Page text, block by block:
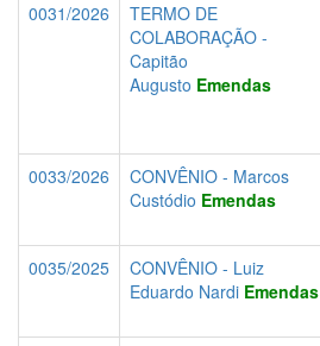
0031/2026
TERMO DE
COLABORAÇÃO -
Capitão
Augusto Emendas
0033/2026
CONVÊNIO - Marcos
Custódio Emendas
0035/2025
CONVÊNIO - Luiz
Eduardo Nardi Emendas